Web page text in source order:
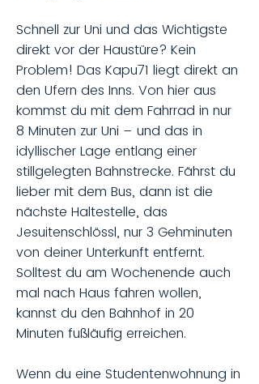
Schnell zur Uni und das Wichtigste
direkt vor der Haustüre? Kein
Problem! Das Kapu71 liegt direkt an
den Ufern des Inns. Von hier aus
kommst du mit dem Fahrrad in nur
8 Minuten zur Uni – und das in
idyllischer Lage entlang einer
stillgelegten Bahnstrecke. Fährst du
lieber mit dem Bus, dann ist die
nächste Haltestelle, das
Jesuitenschlössl, nur 3 Gehminuten
von deiner Unterkunft entfernt.
Solltest du am Wochenende auch
mal nach Haus fahren wollen,
kannst du den Bahnhof in 20
Minuten fußläufig erreichen.
Wenn du eine Studentenwohnung in